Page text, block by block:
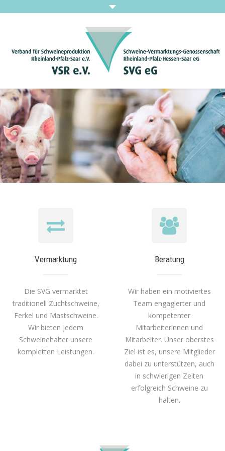
Leistungen
Unternehmen
Neuigkeiten
Stellenangebote
Vermarktung
Die SVG vermarktet
traditionell Zuchtschweine,
Ferkel und Mastschweine.
Wir bieten jedem
Schweinehalter unsere
kompletten Leistungen.
Beratung
Wir haben ein motiviertes
Team engagierter und
kompetenter
Mitarbeiterinnen und
Mitarbeiter. Unser oberstes
Ziel ist es, unsere Mitglieder
dabei zu unterstützen, auch
in schwierigen Zeiten
erfolgreich Schweine zu
halten.